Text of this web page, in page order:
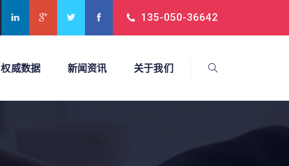
135-050-36642
权威数据 新闻资讯 关于我们